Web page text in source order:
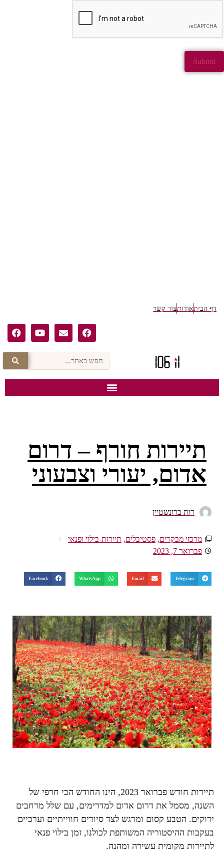
דף הביתאודותצור קשר
תיירות חורף – דרום
אדום, יעורי וצבעוני
רות ברונשטיין
מרכזי מבקרים, פסטיבלים, תיירות-בילוי ופנאי
פברואר 7, 2023
Telegram
Email
WhatsApp
Facebook
תיירות חודש פברואר 2023, הינו החודש הכי חרפי של
השנה, מסמל את דרום אדום למדרימים, עם שלל מרחבים
ירוקים. הטבע קסום ומרגש לצד סיורים חווייתיים וערכיים
בעקבות ההיסטוריה המשותפת לכולנו, זמן בילוי פנאי
לתיירות מקומית עשירה ומהנה.